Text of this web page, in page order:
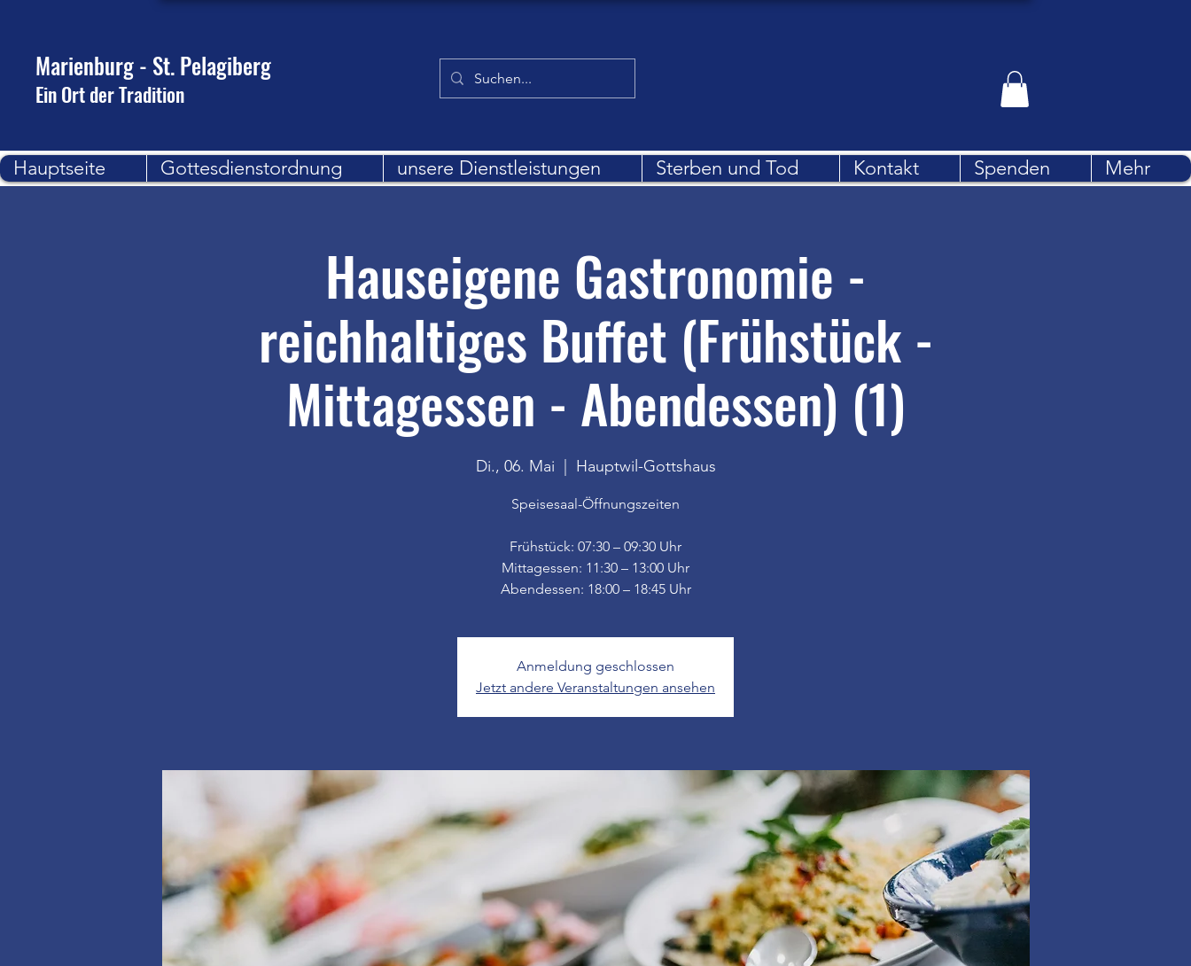
Marienburg - St. Pelagiberg
Ein Ort der Tradition
Hauptseite Gottesdienstordnung unsere Dienstleistungen Sterben und Tod Kontakt Spenden Mehr
Hauseigene Gastronomie -
reichhaltiges Buffet (Frühstück -
Mittagessen - Abendessen) (1)
Di., 06. Mai
  |
Hauptwil-Gottshaus
Speisesaal-Öffnungszeiten
Frühstück: 07:30 – 09:30 Uhr
Mittagessen: 11:30 – 13:00 Uhr
Abendessen: 18:00 – 18:45 Uhr
Anmeldung geschlossen
Jetzt andere Veranstaltungen ansehen